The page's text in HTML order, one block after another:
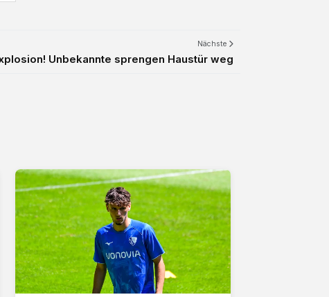
Nächste
Unbekannte sprengen Haustür weg